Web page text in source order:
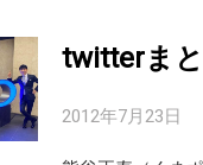
twitterま
2012年7月23日